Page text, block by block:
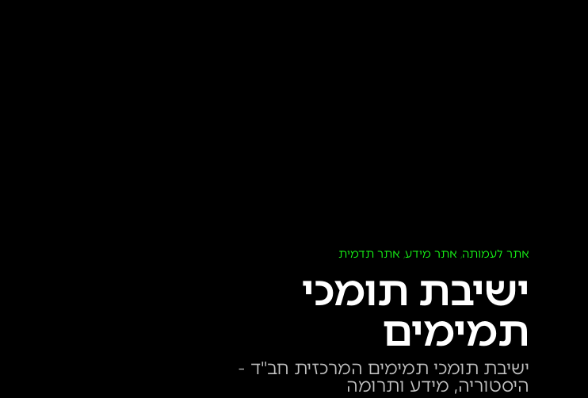
אתר לעמותה, אתר מידע, אתר תדמית
ישיבת תומכי
תמימים
ישיבת תומכי תמימים המרכזית חב"ד -
היסטוריה, מידע ותרומה